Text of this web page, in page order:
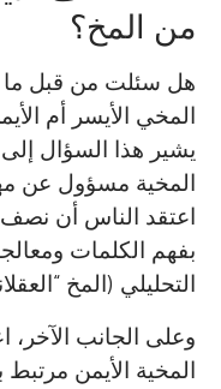
من المخ؟
هل سئلت من قبل ما
المخي الأيسر أم
يشير هذا السؤال
المخية مسؤول عن
اعتقد الناس أن نصف
بفهم الكلمات
التحليلي (المخ
وعلى الجانب
المخية الأيمن مرتبط